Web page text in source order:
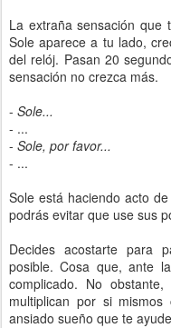
La extraña sensación que
Sole aparece a tu lado,
del relój. Pasan 20
sensación no crezca más.
- Sole...
- ...
- Sole, por favor...
- ...
Sole está haciendo acto
podrás evitar que use sus
Decides acostarte para
posible. Cosa que, ante
complicado. No
multiplican por si mismos
ansiado sueño que te